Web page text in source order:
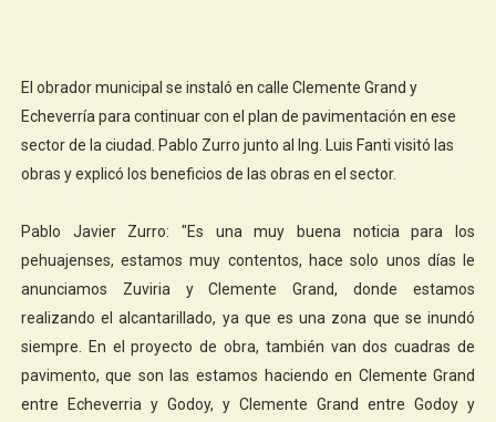
El obrador municipal se instaló en calle Clemente Grand y
Echeverría para continuar con el plan de pavimentación en ese
sector de la ciudad. Pablo Zurro junto al Ing. Luis Fanti visitó las
obras y explicó los beneficios de las obras en el sector.
Pablo Javier Zurro: "Es una muy buena noticia para los
pehuajenses, estamos muy contentos, hace solo unos días le
anunciamos Zuviria y Clemente Grand, donde estamos
realizando el alcantarillado, ya que es una zona que se inundó
siempre. En el proyecto de obra, también van dos cuadras de
pavimento, que son las estamos haciendo en Clemente Grand
entre Echeverria y Godoy, y Clemente Grand entre Godoy y